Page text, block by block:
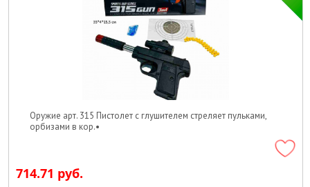
Оружие арт. 315 Пистолет с глушителем стреляет пульками,
орбизами в кор.•
714.71 руб.